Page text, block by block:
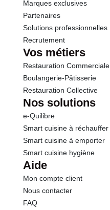
Marques exclusives
Partenaires
Solutions professionnelles
Recrutement
Vos métiers
Restauration Commerciale
Boulangerie-Pâtisserie
Restauration Collective
Nos solutions
e-Quilibre
Smart cuisine à réchauffer
Smart cuisine à emporter
Smart cuisine hygiène
Aide
Mon compte client
Nous contacter
FAQ